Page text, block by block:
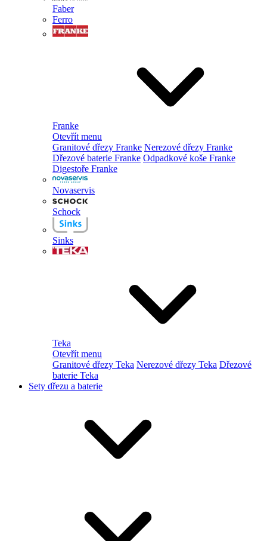
Faber
Ferro
Franke
Otevřít menu
Granitové dřezy Franke Nerezové dřezy Franke
Dřezové baterie Franke Odpadkové koše Franke
Digestoře Franke
Novaservis
Schock
Sinks
Teka
Otevřít menu
Granitové dřezy Teka Nerezové dřezy Teka Dřezové
baterie Teka
Sety dřezu a baterie